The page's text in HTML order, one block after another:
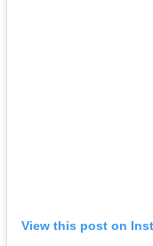
View this post on